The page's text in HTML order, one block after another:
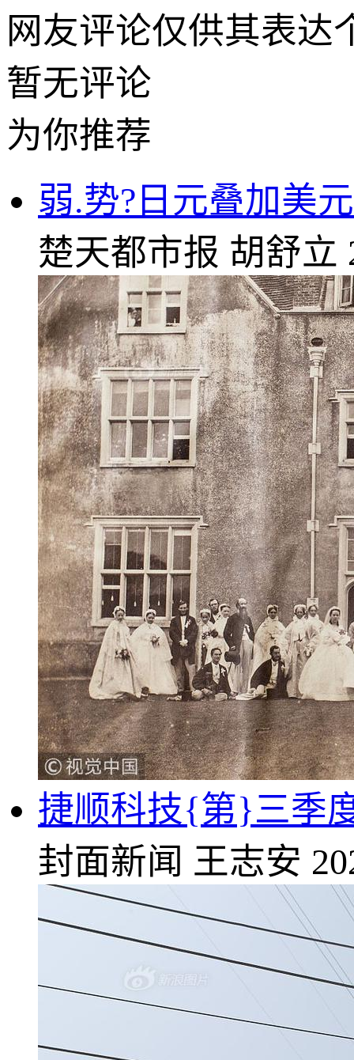
网友评论仅供其表达
暂无评论
为你推荐
弱.势?日元叠加美
楚天都市报 胡舒立
捷顺科技{第}三季
封面新闻 王志安